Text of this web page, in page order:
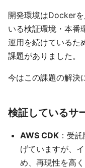
開発環境はDocker
いる検証環境・本番
運用を続けているた
課題がありました。
今はこの課題の解決
検証しているサ
AWS CDK ：受
げていますが、
め、再現性を高